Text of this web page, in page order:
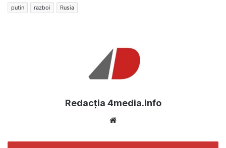
putin
razboi Rusia
Redacția 4media.info